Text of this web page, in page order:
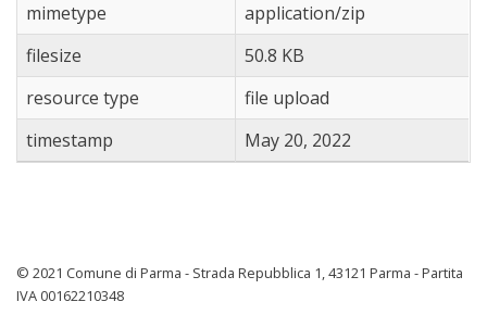
mimetype
application/zip
filesize
50.8 KB
resource type
file upload
timestamp
May 20, 2022
© 2021 Comune di Parma - Strada Repubblica 1, 43121 Parma - Partita
IVA 00162210348